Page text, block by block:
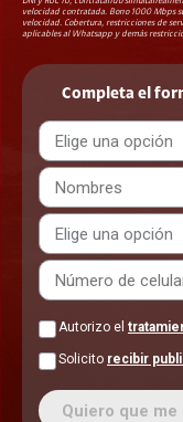
velocidad contratada. Bono 1000 Mbps
velocidad. Cobertura, restricciones de
aplicables al Whatsapp y demás
Completa el
Autorizo el
Solicito recibir
Quiero que me